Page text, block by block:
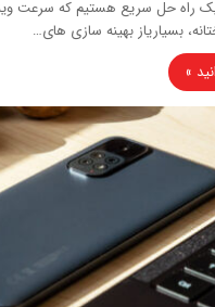
یک راه حل سریع هستیم که سرعت
بسیاریاز بهینه سازی های…
»